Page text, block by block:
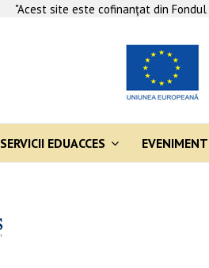
"Acest site este cofinanţat din
SERVICII EDUACCES